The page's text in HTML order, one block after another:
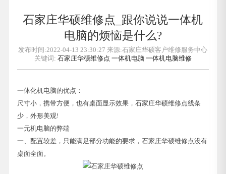
石家庄华硕维修点_跟你说说一体机
电脑的烦恼是什么?
发布时间:2022-04-13 23:30:27 来源:石家庄华硕客户维修服务中心
关键词: 石家庄华硕维修点 一体机电脑 一体机电脑维修
一体化机电脑的优点：
尺寸小，携带方便，也有桌面显示效果，石家庄华硕维修点线条
少，外形美观!
一元机电脑的弊端
一、配置较差，只能满足部分功能的要求，石家庄华硕维修点没有
桌面全面。